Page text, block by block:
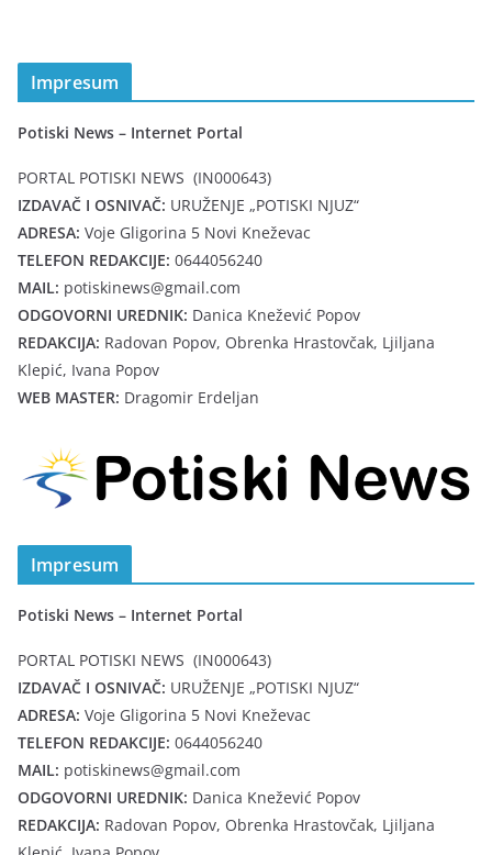
Impresum
Potiski News – Internet Portal
PORTAL POTISKI NEWS (IN000643)
IZDAVAČ I OSNIVAČ: URUŽENJE „POTISKI NJUZ“
ADRESA: Voje Gligorina 5 Novi Kneževac
TELEFON REDAKCIJE: 0644056240
MAIL: potiskinews@gmail.com
ODGOVORNI UREDNIK: Danica Knežević Popov
REDAKCIJA: Radovan Popov, Obrenka Hrastovčak, Ljiljana
Klepić, Ivana Popov
WEB MASTER: Dragomir Erdeljan
Impresum
Potiski News – Internet Portal
PORTAL POTISKI NEWS (IN000643)
IZDAVAČ I OSNIVAČ: URUŽENJE „POTISKI NJUZ“
ADRESA: Voje Gligorina 5 Novi Kneževac
TELEFON REDAKCIJE: 0644056240
MAIL: potiskinews@gmail.com
ODGOVORNI UREDNIK: Danica Knežević Popov
REDAKCIJA: Radovan Popov, Obrenka Hrastovčak, Ljiljana